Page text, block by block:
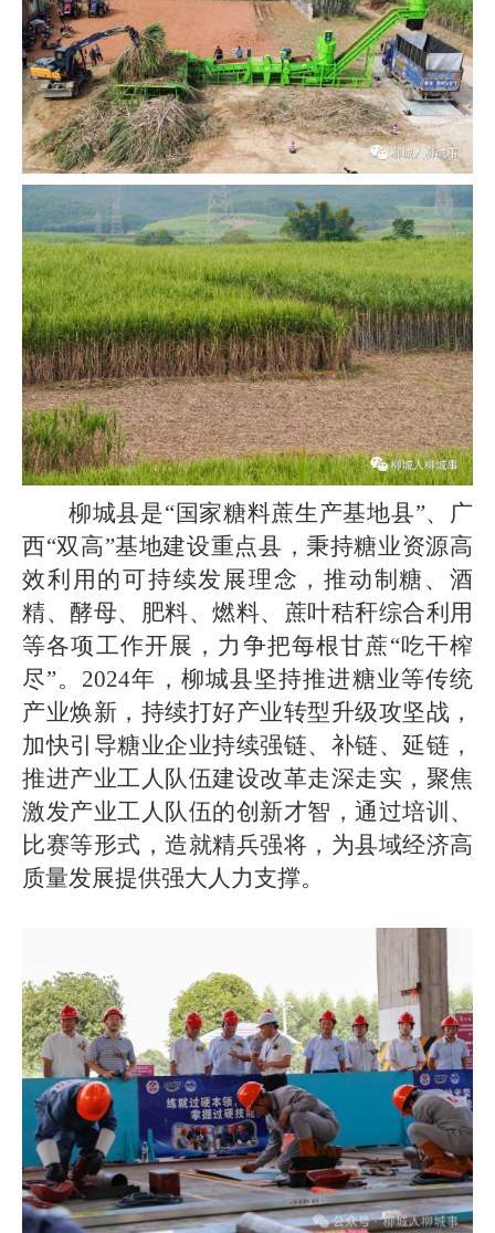
柳城县是“国家糖料蔗生产基地县”、广
西“双高”基地建设重点县，秉持糖业资源高
效利用的可持续发展理念，推动制糖、酒
精、酵母、肥料、燃料、蔗叶秸秆综合利用
等各项工作开展，力争把每根甘蔗“吃干榨
尽”。2024年，柳城县坚持推进糖业等传统
产业焕新，持续打好产业转型升级攻坚战，
加快引导糖业企业持续强链、补链、延链，
推进产业工人队伍建设改革走深走实，聚焦
激发产业工人队伍的创新才智，通过培训、
比赛等形式，造就精兵强将，为县域经济高
质量发展提供强大人力支撑。